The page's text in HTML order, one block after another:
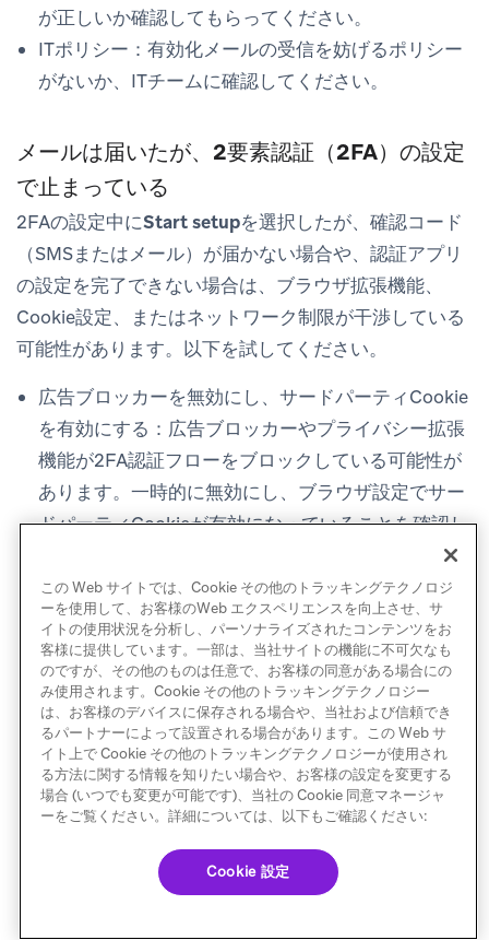
が正しいか確認してもらってください。
ITポリシー：有効化メールの受信を妨げるポリシー
がないか、ITチームに確認してください。
メールは届いたが、2要素認証（2FA）の設定
で止まっている
2FAの設定中にStart setupを選択したが、確認コード
（SMSまたはメール）が届かない場合や、認証アプリ
の設定を完了できない場合は、ブラウザ拡張機能、
Cookie設定、またはネットワーク制限が干渉している
可能性があります。以下を試してください。
広告ブロッカーを無効にし、サードパーティCookie
を有効にする：広告ブロッカーやプライバシー拡張
機能が2FA認証フローをブロックしている可能性が
あります。一時的に無効にし、ブラウザ設定でサー
ドパーティCookieが有効になっていることを確認し
別のブラウザを試す：ブラウザ固有の問題を除外す
るために、別のブラウザに切り替えてください。
ネットワークを切り替える：企業ネットワークを使
用している場合、ファイアウォールポリシーが2FA
の設定を妨げている可能性があります。個人の接続
またはモバイルホットスポットに切り替えてみてく
ださい。
ブラウザ設定の前に認証アプリをインストールす
モバイルデバイスに認証アプリ（Authy、Google
この Web サイトでは、Cookie その他のトラッキングテクノロジ
ーを使用して、お客様のWeb エクスペリエンスを向上させ、サ
イトの使用状況を分析し、パーソナライズされたコンテンツをお
客様に提供しています。一部は、当社サイトの機能に不可欠なも
のですが、その他のものは任意で、お客様の同意がある場合にの
み使用されます。Cookie その他のトラッキングテクノロジー
は、お客様のデバイスに保存される場合や、当社および信頼でき
るパートナーによって設置される場合があります。この Web サ
イト上で Cookie その他のトラッキングテクノロジーが使用され
る方法に関する情報を知りたい場合や、お客様の設定を変更する
場合 (いつでも変更が可能です)、当社の Cookie 同意マネージャ
ーをご覧ください。詳細については、以下もご確認ください:
Cookie 設定